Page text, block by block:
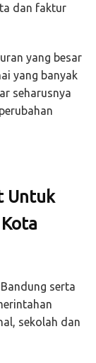
dan faktur
yang besar
yang banyak
seharusnya
Untuk
serta
sekolah dan